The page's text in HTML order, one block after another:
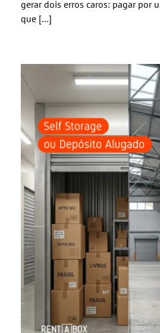
gerar dois erros caros: pagar por
que […]